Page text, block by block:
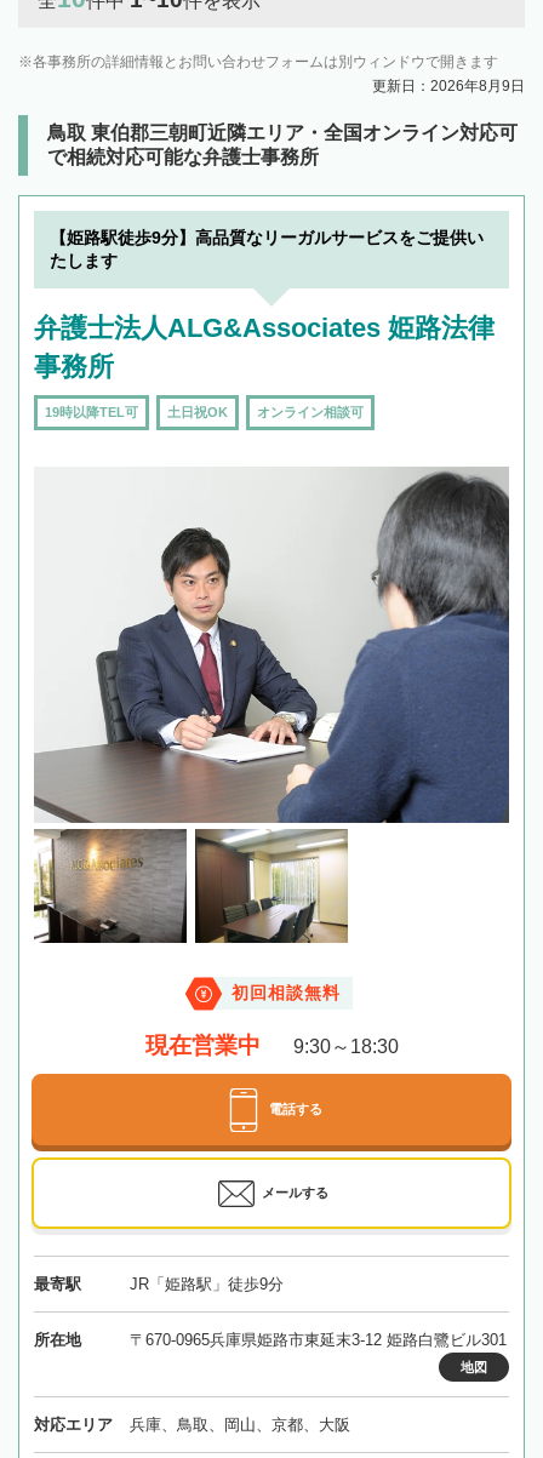
各事務所の詳細情報とお問い合わせフォームは別ウィンドウで開きます
更新日：2026年8月9日
鳥取 東伯郡三朝町近隣エリア・全国オンライン対応可
で相続対応可能な弁護士事務所
【姫路駅徒歩9分】高品質なリーガルサービスをご提供い
たします
弁護士法人ALG&Associates 姫路法律
事務所
19時以降TEL可 土日祝OK オンライン相談可
初回相談無料
現在営業中 9:30～18:30
電話する
メールする
最寄駅 JR「姫路駅」徒歩9分
所在地 〒670-0965兵庫県姫路市東延末3-12 姫路白鷺ビル301
地図
対応エリア 兵庫、鳥取、岡山、京都、大阪